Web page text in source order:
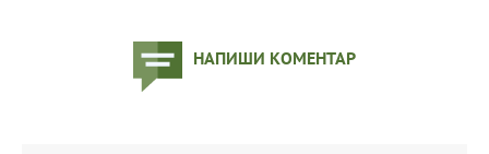
НАПИШИ КОМЕНТАР